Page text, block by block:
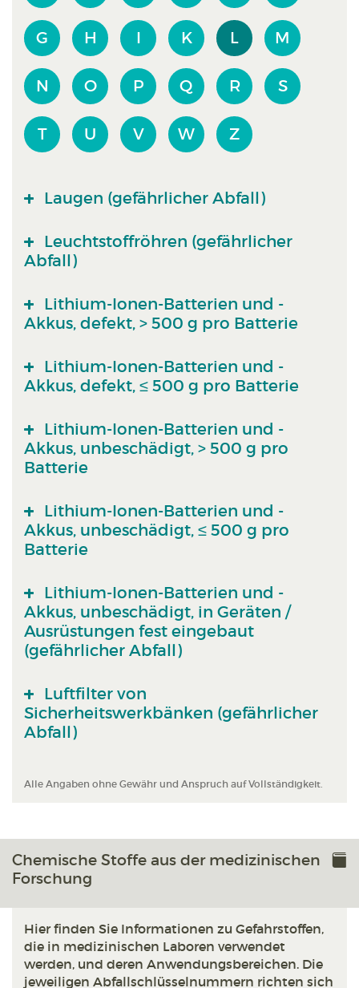
G H I K L M
N O P Q R S
T U V W Z
Laugen (gefährlicher Abfall)
Leuchtstoffröhren (gefährlicher
Abfall)
Lithium-Ionen-Batterien und -
Akkus, defekt, > 500 g pro Batterie
Lithium-Ionen-Batterien und -
Akkus, defekt, ≤ 500 g pro Batterie
Lithium-Ionen-Batterien und -
Akkus, unbeschädigt, > 500 g pro
Batterie
Lithium-Ionen-Batterien und -
Akkus, unbeschädigt, ≤ 500 g pro
Batterie
Lithium-Ionen-Batterien und -
Akkus, unbeschädigt, in Geräten /
Ausrüstungen fest eingebaut
(gefährlicher Abfall)
Luftfilter von
Sicherheitswerkbänken (gefährlicher
Abfall)
Alle Angaben ohne Gewähr und Anspruch auf Vollständigkeit.
Chemische Stoffe aus der medizinischen
Forschung
Hier finden Sie Informationen zu Gefahrstoffen,
die in medizinischen Laboren verwendet
werden, und deren Anwendungsbereichen. Die
jeweiligen Abfallschlüsselnummern richten sich